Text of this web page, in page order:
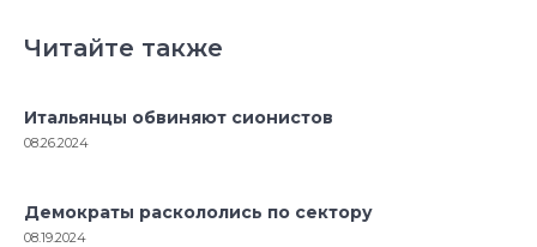
Читайте также
Итальянцы обвиняют сионистов
08.26.2024
Демократы раскололись по сектору
08.19.2024